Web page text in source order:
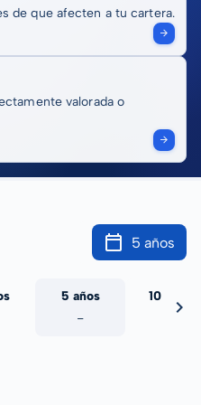
de que afecten a tu cartera.
valorada o
5 años
5 años
-
10 años